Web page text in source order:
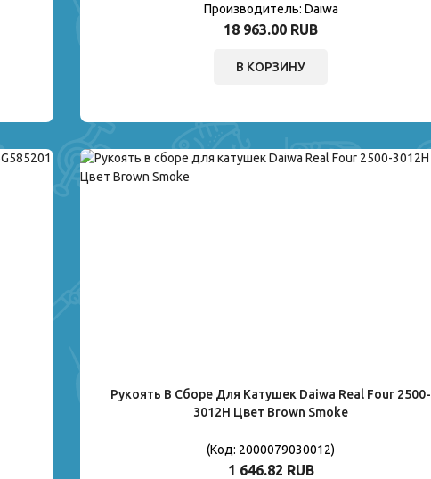
Производитель: Daiwa
18 963.00 RUB
В КОРЗИНУ
Рукоять В Сборе Для Катушек Daiwa Real Four 2500-
3012H Цвет Brown Smoke
(Код: 2000079030012)
1 646.82 RUB